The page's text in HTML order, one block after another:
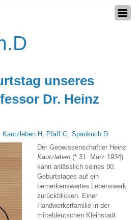
unseres
Dr. Heinz
Kautzleben.H , Pfaff.G,Spänkuch.D
Der GeowissenschaftlerHeinz
Kautzleben (* 31. März 1934)
kann anlässlich seines 90.
Geburtstages auf ein
bemerkenswertes Lebenswerk
zurückblicken. Einer
Handwerkerfamilie in der
mitteldeutschen Kleinstadt